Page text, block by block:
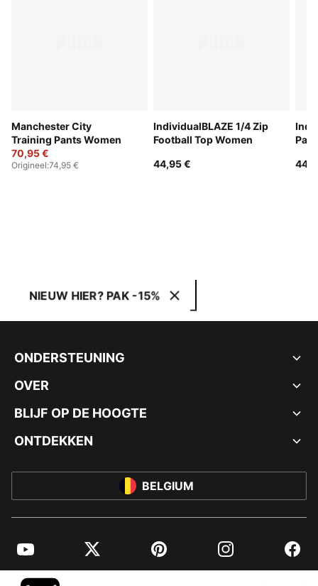
Manchester City
Training Pants Women
70,95 €
Origineel:74,95 €
IndividualBLAZE 1/4 Zip
Football Top Women
44,95 €
NIEUW HIER? PAK -15%
ONDERSTEUNING
OVER
BLIJF OP DE HOOGTE
ONTDEKKEN
BELGIUM
YouTube Twitter Pinterest Instagram